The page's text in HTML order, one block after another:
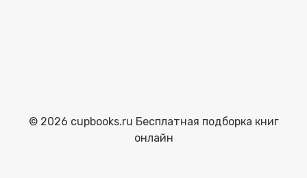
© 2026 cupbooks.ru Бесплатная подборка книг
онлайн